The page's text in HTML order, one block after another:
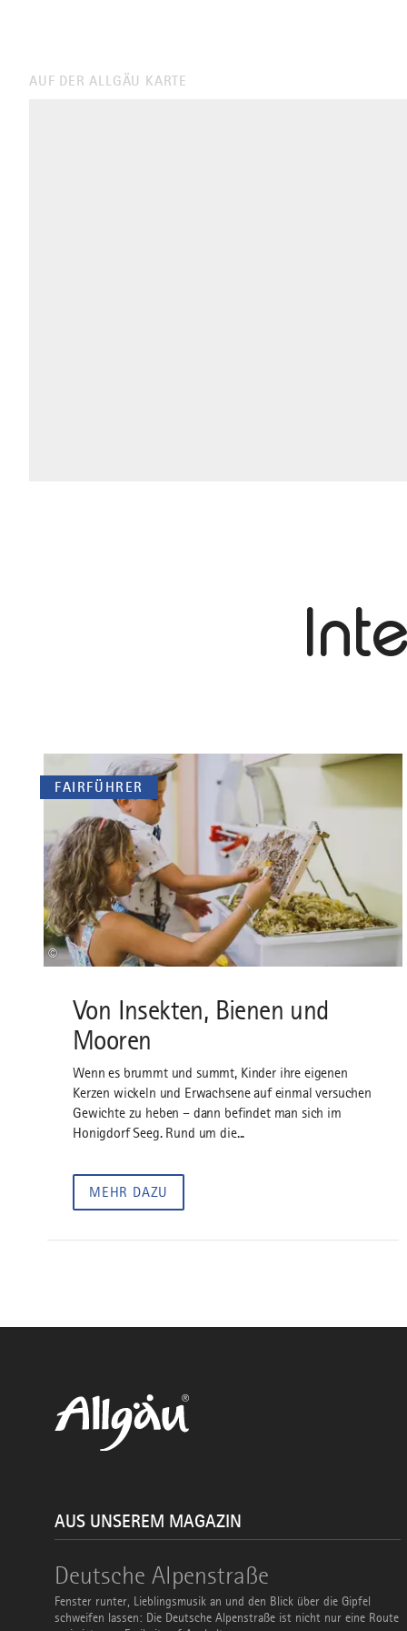
AUF DER ALLGÄU KARTE
FAIRFÜHRER
©
Von Insekten, Bienen und
Mooren
Wenn es brummt und summt, Kinder ihre eigenen
Kerzen wickeln und Erwachsene auf einmal versuchen
Gewichte zu heben – dann befindet man sich im
Honigdorf Seeg. Rund um die...
MEHR DAZU
AUS UNSEREM MAGAZIN
Deutsche Alpenstraße
Fenster runter, Lieblingsmusik an und den Blick über die Gipfel
schweifen lassen: Die Deutsche Alpenstraße ist nicht nur eine Route
Deutsche
Alpenstraße